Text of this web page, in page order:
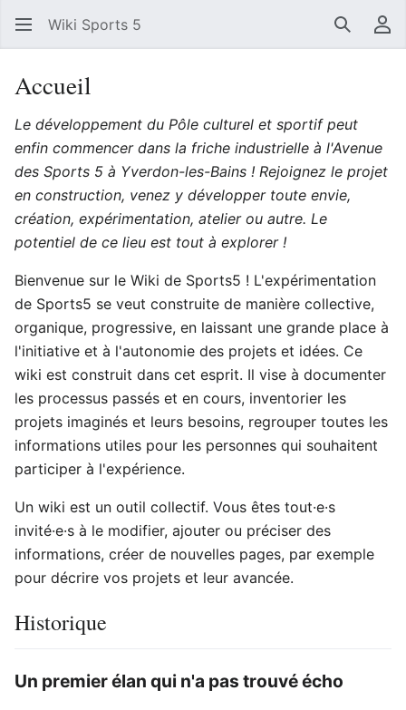
Wiki Sports 5
Accueil
Le développement du Pôle culturel et sportif peut
enfin commencer dans la friche industrielle à l'Avenue
des Sports 5 à Yverdon-les-Bains ! Rejoignez le projet
en construction, venez y développer toute envie,
création, expérimentation, atelier ou autre. Le
potentiel de ce lieu est tout à explorer !
Bienvenue sur le Wiki de Sports5 ! L'expérimentation
de Sports5 se veut construite de manière collective,
organique, progressive, en laissant une grande place à
l'initiative et à l'autonomie des projets et idées. Ce
wiki est construit dans cet esprit. Il vise à documenter
les processus passés et en cours, inventorier les
projets imaginés et leurs besoins, regrouper toutes les
informations utiles pour les personnes qui souhaitent
participer à l'expérience.
Un wiki est un outil collectif. Vous êtes tout·e·s
invité·e·s à le modifier, ajouter ou préciser des
informations, créer de nouvelles pages, par exemple
pour décrire vos projets et leur avancée.
Historique
Un premier élan qui n'a pas trouvé écho